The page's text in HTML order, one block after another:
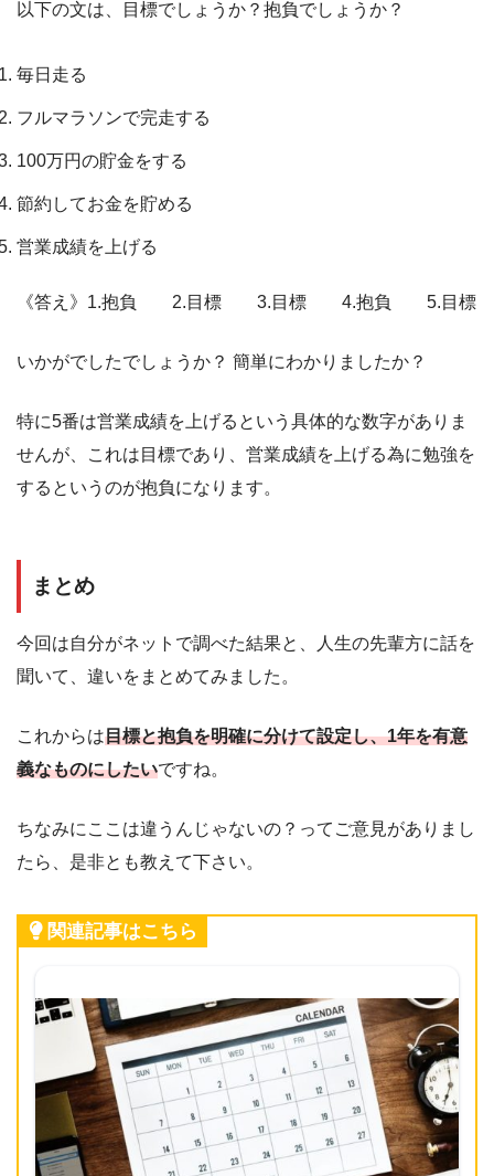
以下の文は、目標でしょうか？抱負でしょうか？
毎日走る
フルマラソンで完走する
100万円の貯金をする
節約してお金を貯める
営業成績を上げる
《答え》1.抱負 2.目標 3.目標 4.抱負 5.目標
いかがでしたでしょうか？ 簡単にわかりましたか？
特に5番は営業成績を上げるという具体的な数字がありま
せんが、これは目標であり、営業成績を上げる為に勉強を
するというのが抱負になります。
まとめ
今回は自分がネットで調べた結果と、人生の先輩方に話を
聞いて、違いをまとめてみました。
これからは目標と抱負を明確に分けて設定し、1年を有意
義なものにしたいですね。
ちなみにここは違うんじゃないの？ってご意見がありまし
たら、是非とも教えて下さい。
関連記事はこちら